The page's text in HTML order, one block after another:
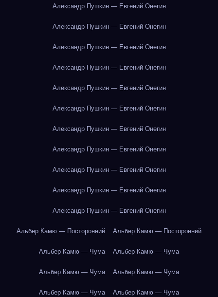
Александр Пушкин — Евгений Онегин
Александр Пушкин — Евгений Онегин
Александр Пушкин — Евгений Онегин
Александр Пушкин — Евгений Онегин
Александр Пушкин — Евгений Онегин
Александр Пушкин — Евгений Онегин
Александр Пушкин — Евгений Онегин
Александр Пушкин — Евгений Онегин
Александр Пушкин — Евгений Онегин
Александр Пушкин — Евгений Онегин
Александр Пушкин — Евгений Онегин
Альбер Камю — Посторонний Альбер Камю — Посторонний
Альбер Камю — Чума Альбер Камю — Чума
Альбер Камю — Чума Альбер Камю — Чума
Альбер Камю — Чума Альбер Камю — Чума